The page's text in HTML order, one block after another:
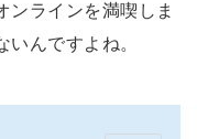
ンラインを満喫しま
んですよね。